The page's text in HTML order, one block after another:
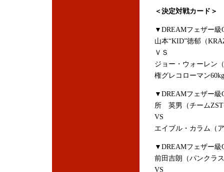
＜決定対戦カード＞
▼DREAMフェザー級
山本“KID”徳郁 （
ＶＳ
ジョー・ウォーレン
権グレコローマン
▼DREAMフェザー級
所 英男（チーム
VS
エイブル・カラム（
▼DREAMフェザー級
前田吉朗（パンクラ
VS